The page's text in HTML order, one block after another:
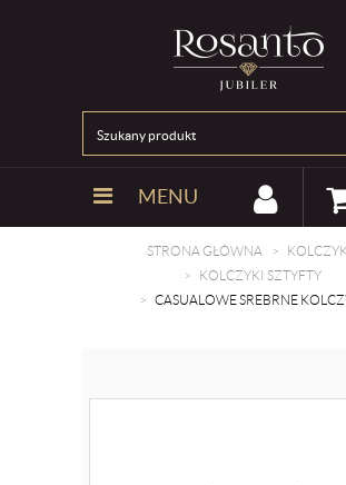
MENU
STRONA GŁÓWNA
KOLCZYKI SZTYFTY
CASUALOWE SREBRNE